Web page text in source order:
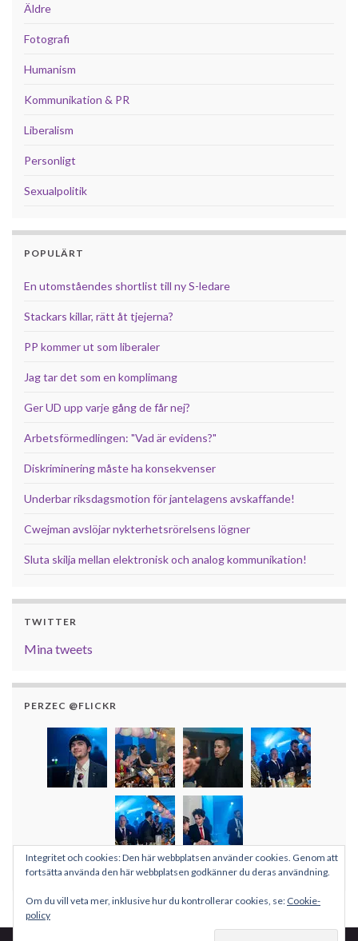
Äldre
Fotografi
Humanism
Kommunikation & PR
Liberalism
Personligt
Sexualpolitik
POPULÄRT
En utomståendes shortlist till ny S-ledare
Stackars killar, rätt åt tjejerna?
PP kommer ut som liberaler
Jag tar det som en komplimang
Ger UD upp varje gång de får nej?
Arbetsförmedlingen: "Vad är evidens?"
Diskriminering måste ha konsekvenser
Underbar riksdagsmotion för jantelagens avskaffande!
Cwejman avslöjar nykterhetsrörelsens lögner
Sluta skilja mellan elektronisk och analog kommunikation!
TWITTER
Mina tweets
PERZEC @FLICKR
Fler bilder
Integritet och cookies: Den här webbplatsen använder cookies. Genom att
fortsätta använda den här webbplatsen godkänner du deras användning.
Om du vill veta mer, inklusive hur du kontrollerar cookies, se: Cookie-
policy